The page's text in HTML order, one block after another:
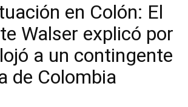
en Colón: El
Walser explicó por
a un contingente
de Colombia